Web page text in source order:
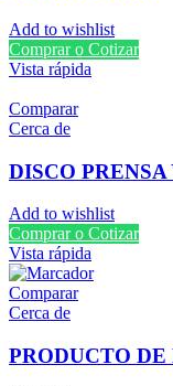
Add to wishlist
Comprar o Cotizar
Vista rápida
Comparar
Cerca de
DISCO
Add to wishlist
Comprar o Cotizar
Vista rápida
Comparar
Cerca de
PRODUCTO DE